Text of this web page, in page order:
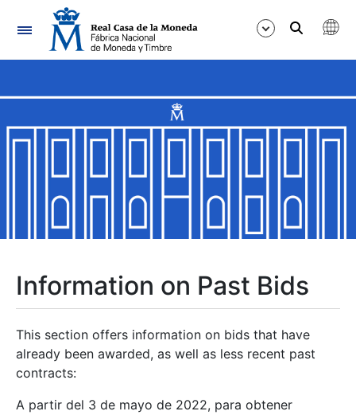
Navigation
Show/Hide
Show/Hide
Show/Hide
Show/Hide
Information on Past Bids
This section offers information on bids that have
already been awarded, as well as less recent past
contracts:
A partir del 3 de mayo de 2022, para obtener